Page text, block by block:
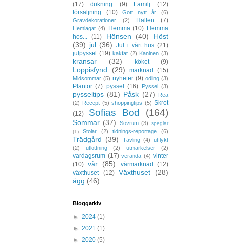
(17)
dukning (9) Familj
(12)
försäljning
(10) Gott nytt år
(6)
Gravdekorationer
(2) Hallen (7)
Hemlagat (4) Hemma (10) Hemma
hos...
(11) Hönsen (40)
Höst
(39) jul (36) Jul i vårt hus (21)
julpyssel
(19) kakfat (2) Kaninen (3)
kransar (32) köket (9)
Loppisfynd (29) marknad (15)
Midsommar (5) nyheter (9) odling (3)
Plantor (7) pyssel (16) Pyssel (3)
pysseltips (81) Påsk (27)
Rea
(2) Recept (5) shoppingtips (5) Skrot
(12)
Sofias Bod (164)
Sommar (37) Sovrum (3)
speglar
(1)
Stolar (2) tidnings-reportage (6)
Trädgård (39) Tävling (4)
utflykt
(2)
utlottning (2) utmärkelser (2)
vardagsrum (17) veranda (4) vinter
(10) vår (85) vårmarknad
(12)
växthuset
(12) Växthuset
(28)
ägg (46)
Bloggarkiv
► 2024 (1)
► 2021 (1)
► 2020 (5)